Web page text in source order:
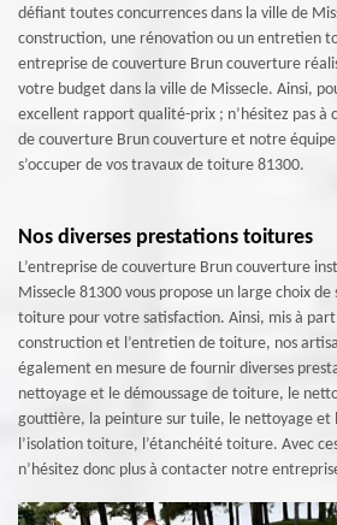
défiant toutes concurrences dans la ville de
construction, une rénovation ou un entretien
entreprise de couverture Brun couverture
votre budget dans la ville de Missecle. Ainsi,
excellent rapport qualité-prix ; n’hésitez pas
de couverture Brun couverture et notre équipe
s’occuper de vos travaux de toiture 81300.
Nos diverses prestations toitures
L’entreprise de couverture Brun couverture
Missecle 81300 vous propose un large choix
toiture pour votre satisfaction. Ainsi, mis à
construction et l’entretien de toiture, nos
également en mesure de fournir diverses
nettoyage et le démoussage de toiture, le
gouttière, la peinture sur tuile, le nettoyage et
l’isolation toiture, l’étanchéité toiture. Avec
n’hésitez donc plus à contacter notre